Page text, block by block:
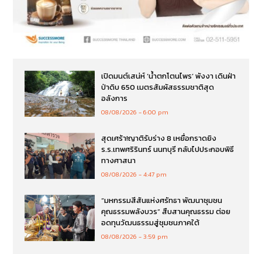
เปิดมนต์เสน่ห์ ‘น้ำตกโตนไพร’ พังงา เดินฝ่า
ป่าดิบ 650 เมตรสัมผัสธรรมชาติสุด
อลังการ
08/08/2026 6:00 pm
สุดเศร้า!ญาติรับร่าง 8 เหยื่อกราดยิง
ร.ร.เทพศริรินทร์ นนทบุรี กลับไปประกอบพิธี
ทางศาสนา
08/08/2026 4:47 pm
“มหกรรมสีสันแห่งศรัทธา พัฒนาชุมชน
คุณธรรมพลังบวร” สืบสานคุณธรรม ต่อย
อดทุนวัฒนธรรมสู่ชุมชนภาคใต้
08/08/2026 3:59 pm